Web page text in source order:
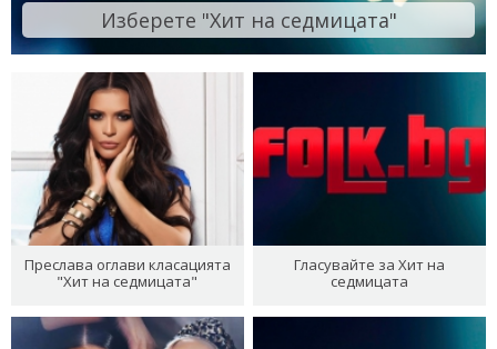
Изберете "Хит на седмицата"
Преслава оглави класацията
"Хит на седмицата"
Гласувайте за Хит на
седмицата